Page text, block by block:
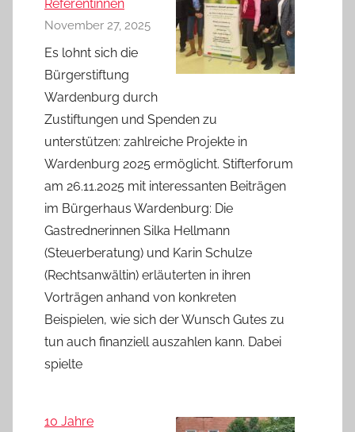
Referentinnen
November 27, 2025
Es lohnt sich die
Bürgerstiftung
Wardenburg durch
Zustiftungen und Spenden zu
unterstützen: zahlreiche Projekte in
Wardenburg 2025 ermöglicht. Stifterforum
am 26.11.2025 mit interessanten Beiträgen
im Bürgerhaus Wardenburg: Die
Gastrednerinnen Silka Hellmann
(Steuerberatung) und Karin Schulze
(Rechtsanwältin) erläuterten in ihren
Vorträgen anhand von konkreten
Beispielen, wie sich der Wunsch Gutes zu
tun auch finanziell auszahlen kann. Dabei
spielte
10 Jahre